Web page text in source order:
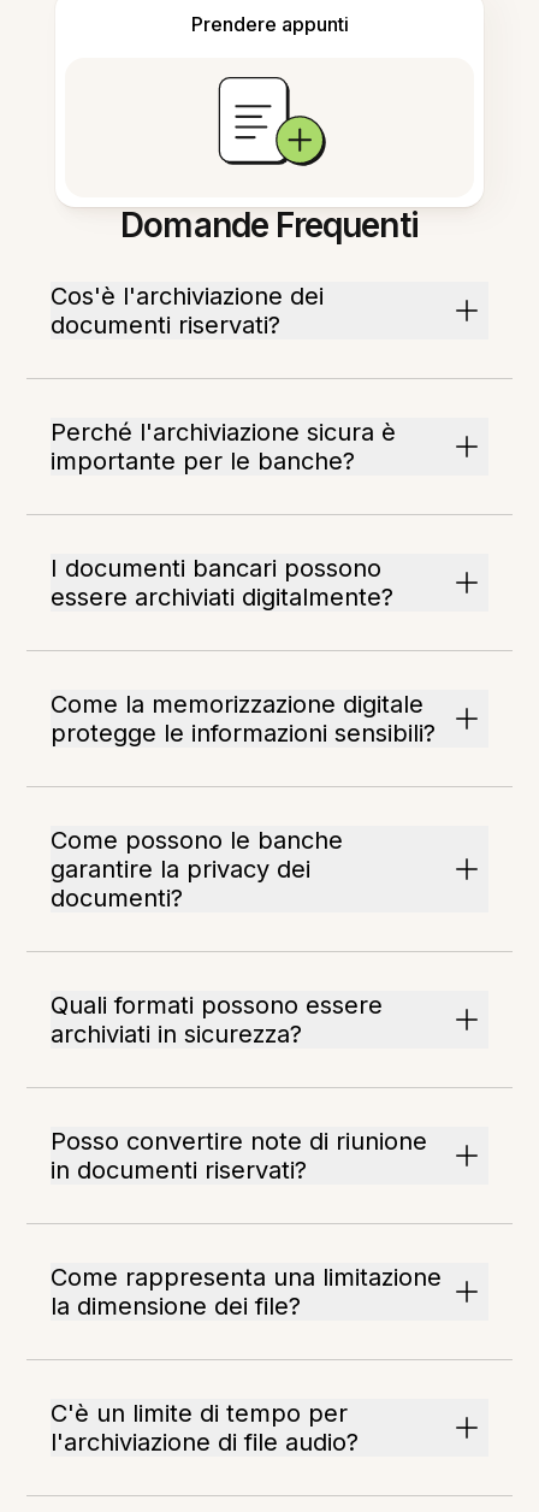
Prendere appunti
Domande Frequenti
Cos'è l'archiviazione dei
documenti riservati?
Perché l'archiviazione sicura è
importante per le banche?
I documenti bancari possono
essere archiviati digitalmente?
Come la memorizzazione digitale
protegge le informazioni sensibili?
Come possono le banche
garantire la privacy dei
documenti?
Quali formati possono essere
archiviati in sicurezza?
Posso convertire note di riunione
in documenti riservati?
Come rappresenta una limitazione
la dimensione dei file?
C'è un limite di tempo per
l'archiviazione di file audio?